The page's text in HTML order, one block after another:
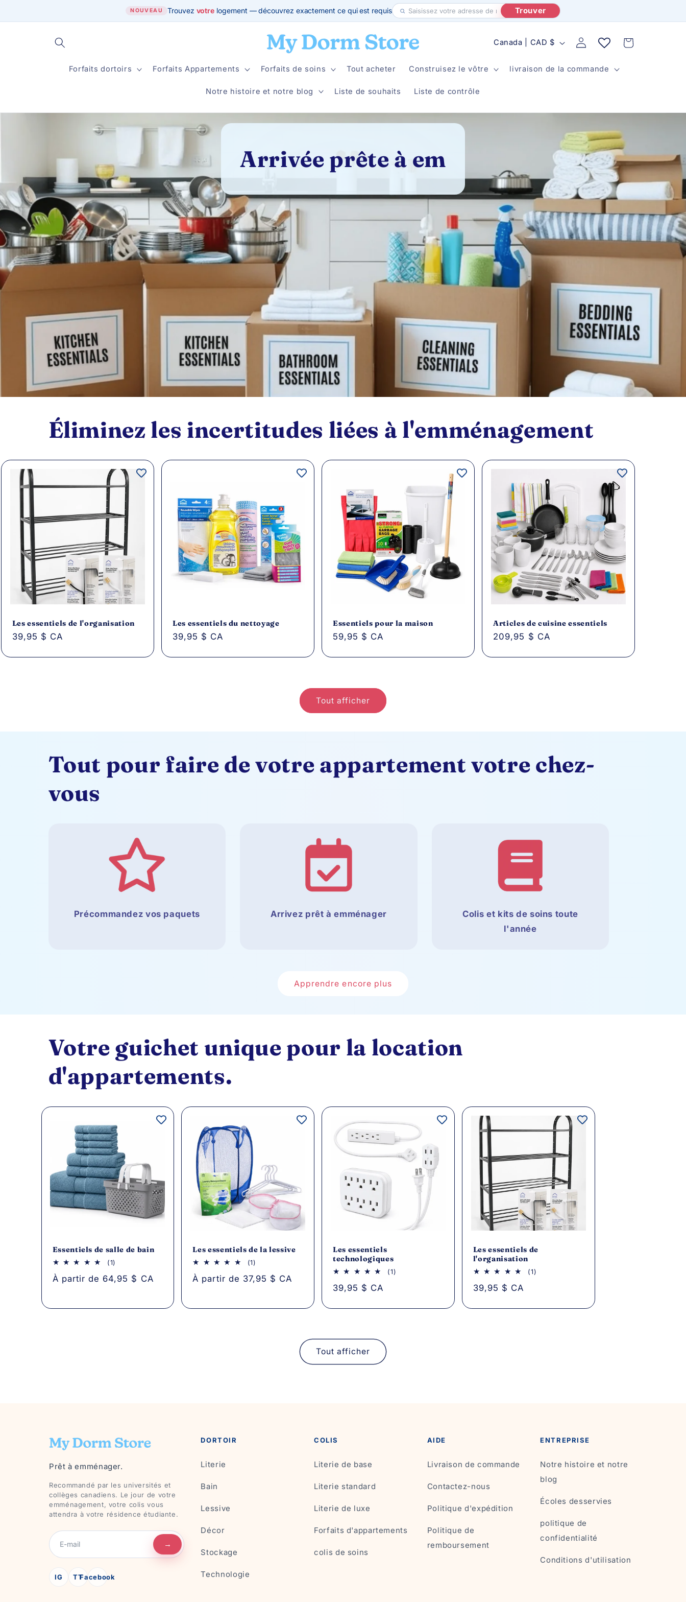
au
NOUVEAU Trouvez votre logement — découvrez exactement ce qui est requis Trouver
Forfaits dortoirs Forfaits Appartements Forfaits de soins Tout acheter Construisez le vôtre livraison de la commande
Notre histoire et notre blog Liste de souhaits Liste de contrôle
P
y
i
o
Canada | CAD $ Rapport Panier
Arrivée prête à em
Éliminez les incertitudes liées à l'emménagement
Les essentiels de l'organisation
Prix
39,95 $ CA
Les essentiels du nettoyage
Prix
39,95 $ CA
Essentiels pour la maison
Prix
59,95 $ CA
Articles de cuisine essentiels
Prix
209,95 $ CA
Tout afficher
Tout pour faire de votre appartement votre chez-
vous
Précommandez vos paquets Arrivez prêt à emménager
Colis et kits de soins toute
l'année
Apprendre encore plus
Votre guichet unique pour la location
d'appartements.
Essentiels de salle de bain
(1)
au
Prix
À partir de 64,95 $ CA
Les essentiels de la lessive
(1)
au
Prix
À partir de 37,95 $ CA
Les essentiels
technologiques
(1)
Prix
habituel
39,95 $ CA
Les essentiels de
l'organisation
(1)
Prix
habituel
39,95 $ CA
Tout afficher
Prêt à emménager.
Recommandé par les universités et
collèges canadiens. Le jour de votre
emménagement, votre colis vous
attendra à votre résidence étudiante.
→
IG TTFacebook
DORTOIR
Literie
Bain
Lessive
Décor
Stockage
Technologie
COLIS
Literie de base
Literie standard
Literie de luxe
Forfaits d'appartements
colis de soins
AIDE
Livraison de commande
Contactez-nous
Politique d'expédition
Politique de
remboursement
ENTREPRISE
Notre histoire et notre
blog
Écoles desservies
politique de
confidentialité
Conditions d'utilisation